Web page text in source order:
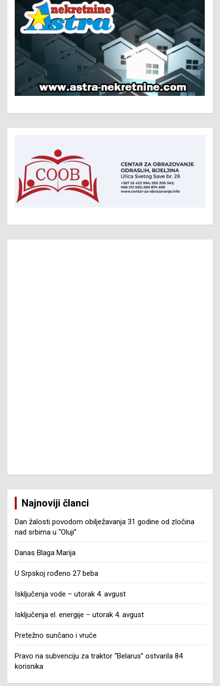
Najnoviji članci
Dan žalosti povodom obilježavanja 31 godine od zločina
nad srbima u “Oluji”
Danas Blaga Marija
U Srpskoj rođeno 27 beba
Isključenja vode – utorak 4. avgust
Isključenja el. energije – utorak 4. avgust
Pretežno sunčano i vruće
Pravo na subvenciju za traktor “Belarus” ostvarila 84
korisnika